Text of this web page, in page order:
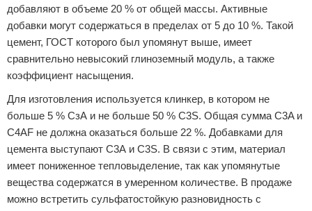
добавляют в объеме 20 % от общей массы. Активные
добавки могут содержаться в пределах от 5 до 10 %. Такой
цемент, ГОСТ которого был упомянут выше, имеет
сравнительно невысокий глиноземный модуль, а также
коэффициент насыщения.
Для изготовления используется клинкер, в котором не
больше 5 % СзА и не больше 50 % C3S. Общая сумма C3A и
C4AF не должна оказаться больше 22 %. Добавками для
цемента выступают С3А и C3S. В связи с этим, материал
имеет пониженное тепловыделение, так как упомянутые
вещества содержатся в умеренном количестве. В продаже
можно встретить сульфатостойкую разновидность с